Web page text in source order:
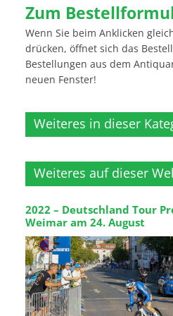
Zum
Wenn Sie beim Anklicken
drücken, öffnet sich das
Bestellungen aus dem
neuen Fenster!
Weiteres in dieser
Weiteres auf dieser
2022 – Deutschland Tour
Weimar am 24. August